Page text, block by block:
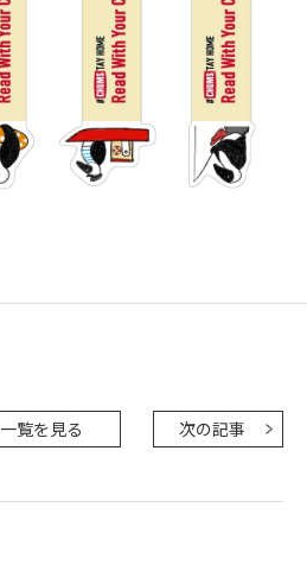
一覧を見る 次の記事